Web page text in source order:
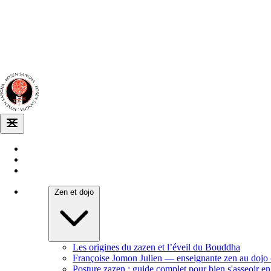
Zen et dojo
Les origines du zazen et l’éveil du Bouddha
Françoise Jomon Julien — enseignante zen au
Posture zazen : guide complet pour bien s'asseoir